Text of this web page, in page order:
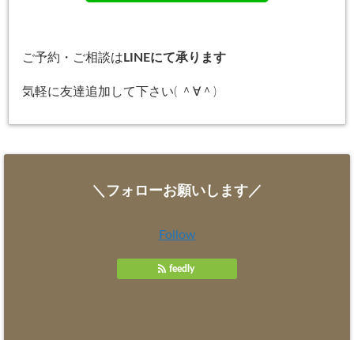
ご予約・ご相談は LINEにて承ります
気軽に友達追加して下さい( ＾∀＾)
＼フォローお願いします／
Follow
feedly